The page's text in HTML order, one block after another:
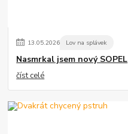
13.05.2026 Lov na splávek
Nasmrkal jsem nový SOPEL
číst celé